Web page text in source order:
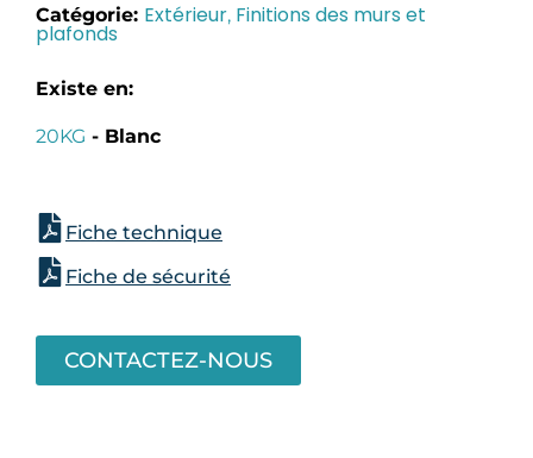
Catégorie: Extérieur, Finitions des murs et
plafonds
Existe en:
20KG - Blanc
Fiche technique
Fiche de sécurité
CONTACTEZ-NOUS